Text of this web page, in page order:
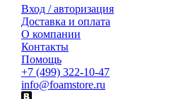
Вход / авторизация
Доставка и оплата
О компании
Контакты
Помощь
+7 (499) 322-10-47
info@foamstore.ru